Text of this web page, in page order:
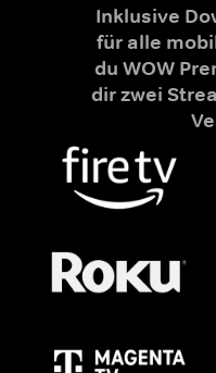
Inklusive
für alle
du WOW
dir zwei